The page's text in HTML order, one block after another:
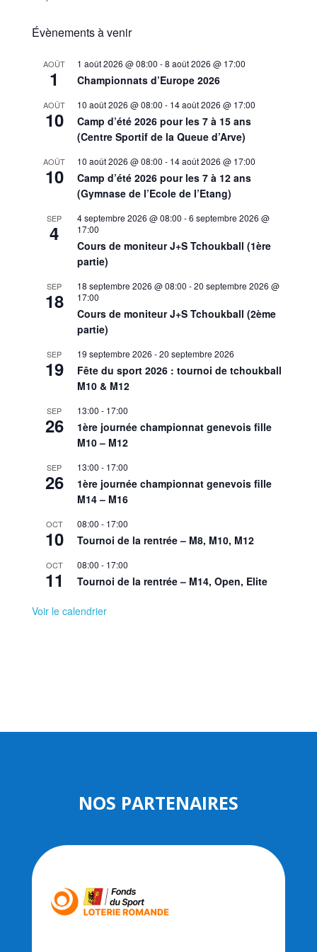
Évènements à venir
AOÛT
1
1 août 2026 @ 08:00 -8 août 2026 @ 17:00
Championnats d’Europe 2026
AOÛT
10
10 août 2026 @ 08:00 - 14 août 2026 @ 17:00
Camp d’été 2026 pour les 7 à 15 ans
(Centre Sportif de la Queue d’Arve)
AOÛT
10
10 août 2026 @ 08:00 - 14 août 2026 @ 17:00
Camp d’été 2026 pour les 7 à 12 ans
(Gymnase de l’Ecole de l’Etang)
SEP
4
4 septembre 2026 @ 08:00 -6 septembre 2026 @
17:00
Cours de moniteur J+S Tchoukball (1ère
partie)
SEP
18
18 septembre 2026 @ 08:00 -20 septembre 2026 @
17:00
Cours de moniteur J+S Tchoukball (2ème
partie)
SEP
19
19 septembre 2026 -20 septembre 2026
Fête du sport 2026 : tournoi de tchoukball
M10 & M12
SEP
26
13:00 - 17:00
1ère journée championnat genevois fille
M10 – M12
SEP
26
13:00 - 17:00
1ère journée championnat genevois fille
M14 – M16
OCT
10
08:00 - 17:00
Tournoi de la rentrée – M8, M10, M12
OCT
11
08:00 - 17:00
Tournoi de la rentrée – M14, Open, Elite
Voir le calendrier
NOS PARTENAIRES